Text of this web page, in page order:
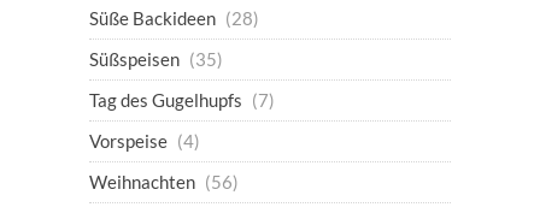
Süße Backideen (28)
Süßspeisen (35)
Tag des Gugelhupfs (7)
Vorspeise (4)
Weihnachten (56)